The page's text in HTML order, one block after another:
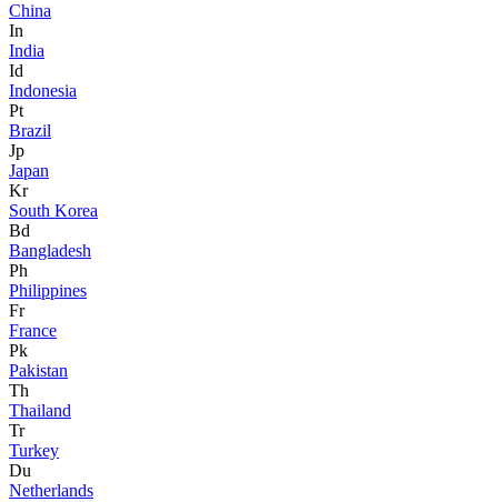
China
In
India
Id
Indonesia
Pt
Brazil
Jp
Japan
Kr
South Korea
Bd
Bangladesh
Ph
Philippines
Fr
France
Pk
Pakistan
Th
Thailand
Tr
Turkey
Du
Netherlands